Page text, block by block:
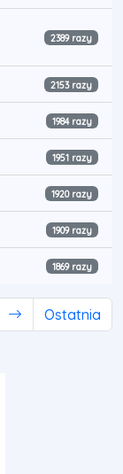
2389 razy
2153 razy
1984 razy
1951 razy
1920 razy
1909 razy
1869 razy
Ostatnia